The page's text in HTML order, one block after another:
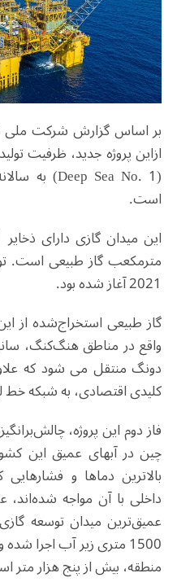
بر اساس گزارش شرکت ملی
ازاین پروژه جدید، ظرفیت
است.
مترمکعب گاز طبیعی است.
2021 آغاز شده بود.
گاز طبیعی استخراج‌شده از
واقع در مناطق هنگ‌کنگ،
دونگ منتقل می شود که
کلیدی اقتصادی، به شبکه
فاز دوم این پروژه،
چین در آبهای عمیق این
بالاترین دماها و
داخلی با آن مواجه
عمیق‌ترین میدان توسعه
1500 متری زیر آب
منطقه، بیش از پنج هزار متر